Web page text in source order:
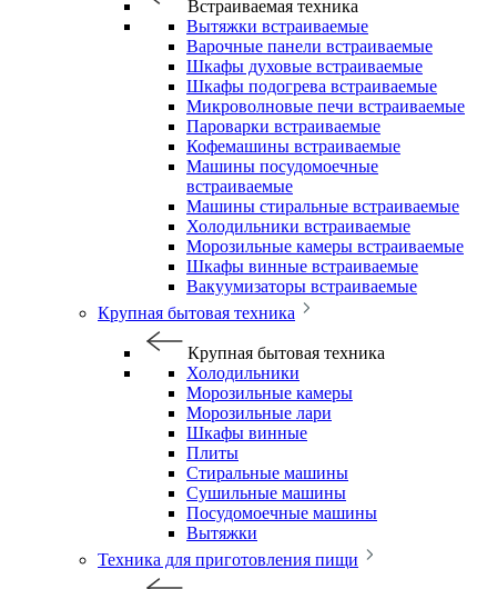
Встраиваемая техника
Вытяжки встраиваемые
Варочные панели встраиваемые
Шкафы духовые встраиваемые
Шкафы подогрева встраиваемые
Микроволновые печи встраиваемые
Пароварки встраиваемые
Кофемашины встраиваемые
Машины посудомоечные
встраиваемые
Машины стиральные встраиваемые
Холодильники встраиваемые
Морозильные камеры встраиваемые
Шкафы винные встраиваемые
Вакуумизаторы встраиваемые
Крупная бытовая техника
Крупная бытовая техника
Холодильники
Морозильные камеры
Морозильные лари
Шкафы винные
Плиты
Стиральные машины
Сушильные машины
Посудомоечные машины
Вытяжки
Техника для приготовления пищи